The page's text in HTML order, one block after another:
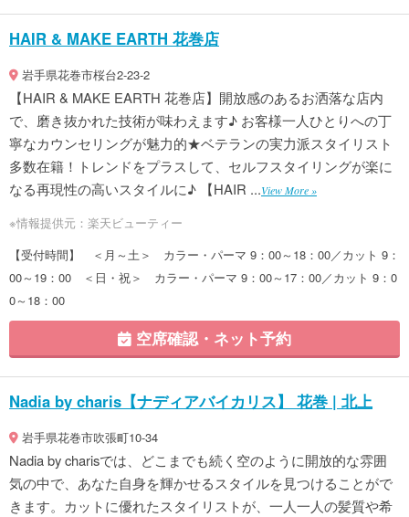
HAIR & MAKE EARTH 花巻店
岩手県花巻市桜台2-23-2
【HAIR & MAKE EARTH 花巻店】開放感のあるお洒落な店内
で、磨き抜かれた技術が味わえます♪ お客様一人ひとりへの丁
寧なカウンセリングが魅力的★ベテランの実力派スタイリスト
多数在籍！トレンドをプラスして、セルフスタイリングが楽に
なる再現性の高いスタイルに♪ 【HAIR ...View More »
※情報提供元：楽天ビューティー
【受付時間】 ＜月～土＞ カラー・パーマ 9：00～18：00／カット 9：
00～19：00 ＜日・祝＞ カラー・パーマ 9：00～17：00／カット 9：0
0～18：00
空席確認・ネット予約
Nadia by charis【ナディアバイカリス】 花巻 | 北上
岩手県花巻市吹張町10-34
Nadia by charisでは、どこまでも続く空のように開放的な雰囲
気の中で、あなた自身を輝かせるスタイルを見つけることがで
きます。カットに優れたスタイリストが、一人一人の髪質や希